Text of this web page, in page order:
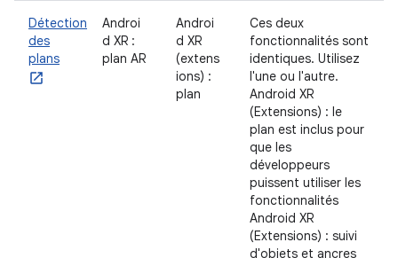
Détection
des
plans
Androi
d XR :
plan AR
Androi
d XR
(extens
ions) :
plan
Ces deux
fonctionnalités sont
identiques. Utilisez
l'une ou l'autre.
Android XR
(Extensions) : le
plan est inclus pour
que les
développeurs
puissent utiliser les
fonctionnalités
Android XR
(Extensions) : suivi
d'objets et ancres